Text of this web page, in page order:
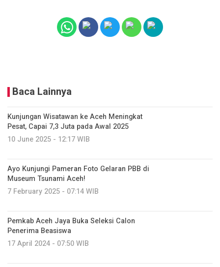
Baca Lainnya
Kunjungan Wisatawan ke Aceh Meningkat
Pesat, Capai 7,3 Juta pada Awal 2025
10 June 2025 - 12:17 WIB
Ayo Kunjungi Pameran Foto Gelaran PBB di
Museum Tsunami Aceh!
7 February 2025 - 07:14 WIB
Pemkab Aceh Jaya Buka Seleksi Calon
Penerima Beasiswa
17 April 2024 - 07:50 WIB